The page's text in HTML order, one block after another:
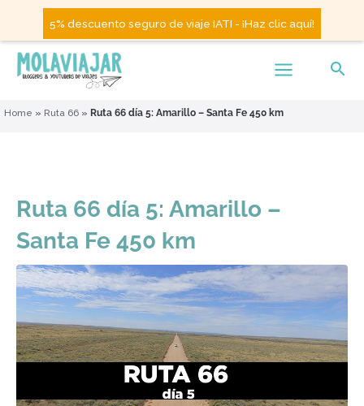
5% descuento seguro de viaje IATI - ¡Haz clic aquí!
Home » Ruta 66 » Ruta 66 día 5: Amarillo – Santa Fe 450 km
Ruta 66 día 5: Amarillo –
Santa Fe 450 km